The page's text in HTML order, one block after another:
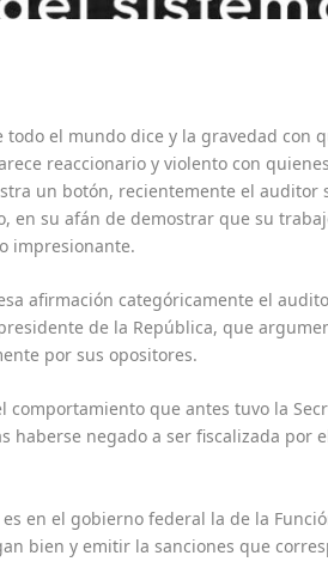
todo el mundo dice y la gravedad con
reaccionario y violento con
un botón, recientemente el auditor
en su afán de demostrar que su
impresionante.
afirmación categóricamente el
de la República, que
por sus opositores.
comportamiento que antes tuvo la
haberse negado a ser fiscalizada por
en el gobierno federal la de la
bien y emitir la sanciones que